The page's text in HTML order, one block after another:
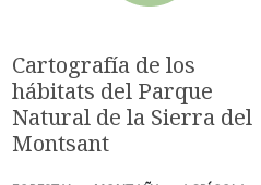
Cartografía de los
hábitats del Parque
Natural de la Sierra del
Montsant